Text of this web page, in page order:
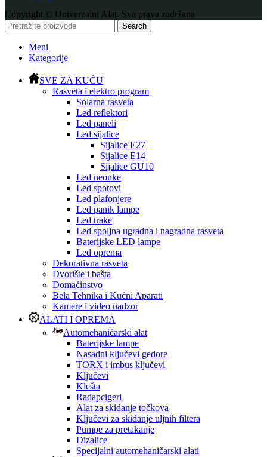
Copyright © Univerzalni Alat. Sva prava zadržana
Search
Meni
Kategorije
SVE ZA KUĆU
Rasveta i elektro program
Solarna rasveta
Led reflektori
Led paneli
Led sijalice
Sijalice E27
Sijalice E14
Sijalice GU10
Led neonke
Led spotovi
Led plafonjere
Led panik lampe
Led trake
Led spoljna ugradna i nagradna rasveta
Baterijske LED lampe
Led oprema
Dekorativna rasveta
Dvorište i bašta
Domaćinstvo
Bela Tehnika i Kućni Aparati
Kamere i video nadzor
ALATI I OPREMA
Automehaničarski alat
Baterijske lampe
Nasadni ključevi gedore
TORX i imbus ključevi
Ključevi
Klešta
Radapcigeri
Alat za skidanje točkova
Ključevi za skidanje uljnih filtera
Pumpe za pretakanje
Dizalice
Specijalni automehaničarski alati